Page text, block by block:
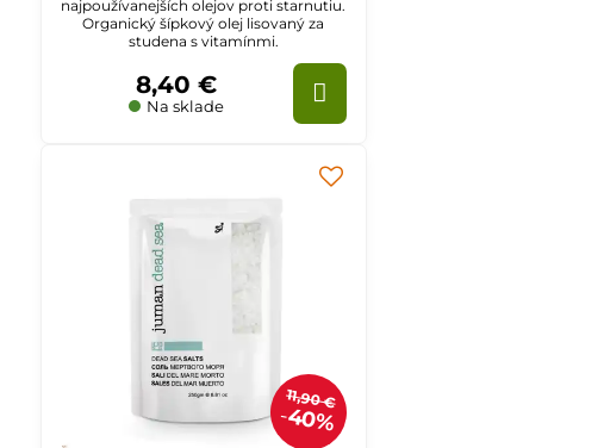
najpoužívanejších olejov proti starnutiu.
Organický šípkový olej lisovaný za
studena s vitamínmi.
Na sklade
8,40 €
11,90 €
40%